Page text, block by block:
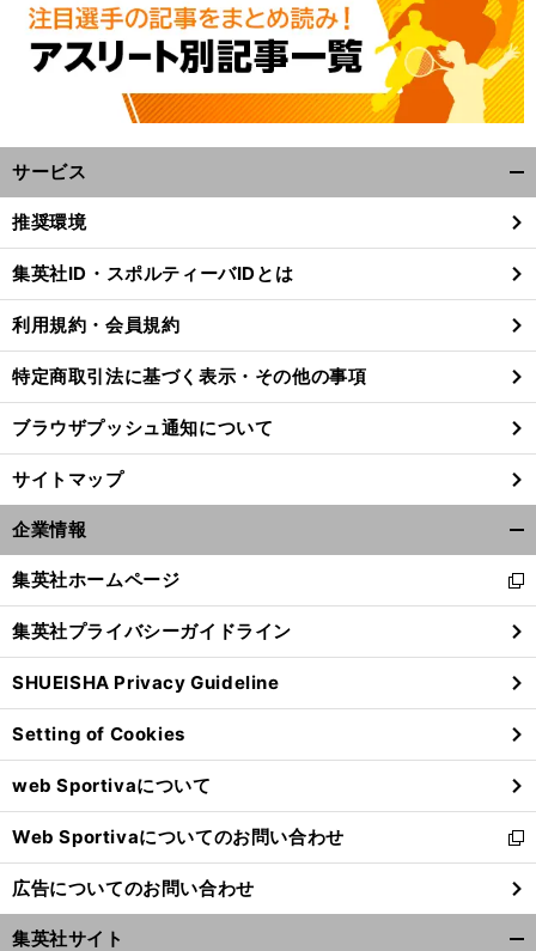
。 。【
F
】
。
も
」
サービス
閉
る
推奨環境
集英社ID・スポルティーバIDとは
利用規約・会員規約
特定商取引法に基づく表示・その他の事項
ブラウザプッシュ通知について
サイトマップ
企業情報
閉
る
集英社ホームページ
新
し
い
ウ
ィ
ン
ド
ウ
で
開
く
集英社プライバシーガイドライン
SHUEISHA Privacy Guideline
Setting of Cookies
web Sportivaについて
Web Sportivaについてのお問い合わせ
新
し
い
ウ
ィ
広告についてのお問い合わせ
集英社サイト